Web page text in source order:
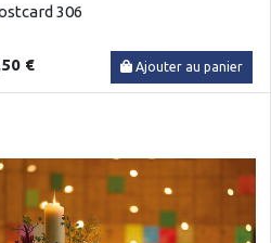
306
€ Ajouter au panier